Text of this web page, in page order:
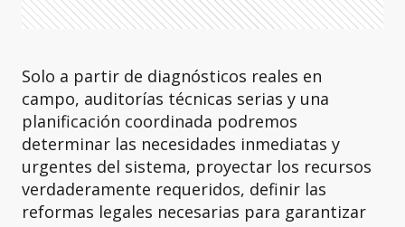
Solo a partir de diagnósticos reales en
campo, auditorías técnicas serias y una
planificación coordinada podremos
determinar las necesidades inmediatas y
urgentes del sistema, proyectar los recursos
verdaderamente requeridos, definir las
reformas legales necesarias para garantizar